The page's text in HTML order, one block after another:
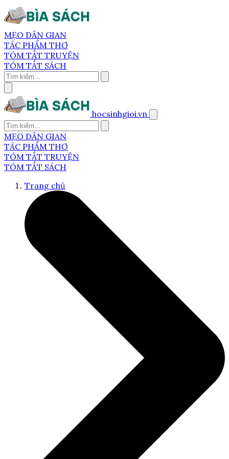
MẸO DÂN GIAN
TÁC PHẨM THƠ
TÓM TẮT TRUYỆN
TÓM TẮT SÁCH
hocsinhgioi.vn
MẸO DÂN GIAN
TÁC PHẨM THƠ
TÓM TẮT TRUYỆN
TÓM TẮT SÁCH
Trang chủ